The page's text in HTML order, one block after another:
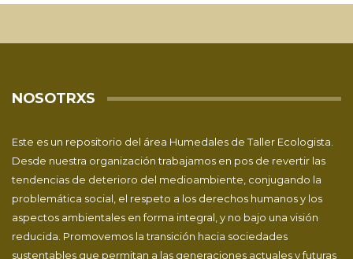
NOSOTRXS
Este es un repositorio del área Humedales deTaller Ecologista
Desde nuestra organización trabajamos en pos de revertir las
tendencias de deterioro del medioambiente, conjugando la
problemática social, el respeto a los derechos humanos y los
aspectos ambientales en forma integral, y no bajo una visión
reducida. Promovemos la transición hacia sociedades
sustentables que permitan a las generaciones actuales y futuras